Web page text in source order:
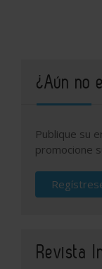
¿Aún no
Publique su
promocione
Revista